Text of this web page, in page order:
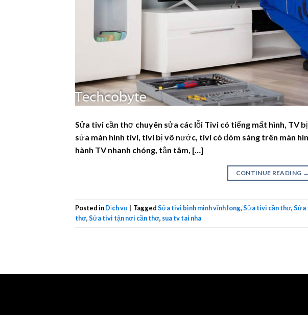
Sửa tivi cần thơ chuyên sửa các lỗi Tivi có tiếng mất hình, TV
sửa màn hình tivi, tivi bị vô nước, tivi có đóm sáng trên màn
hành TV nhanh chóng, tận tâm, […]
CONTINUE READING →
Posted inDịch vụ | TaggedSửa tivi bình minh vĩnh long,Sửa tivi cần thơ,Sửa
thơ,Sửa tivi tận nơi cần thơ, sua tv tai nha